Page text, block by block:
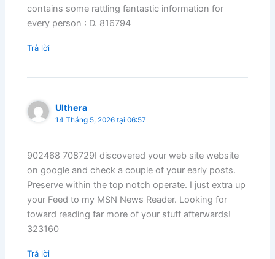
contains some rattling fantastic information for
every person : D. 816794
Trả lời
Ulthera
14 Tháng 5, 2026 tại 06:57
902468 708729I discovered your web site website
on google and check a couple of your early posts.
Preserve within the top notch operate. I just extra up
your Feed to my MSN News Reader. Looking for
toward reading far more of your stuff afterwards!
323160
Trả lời